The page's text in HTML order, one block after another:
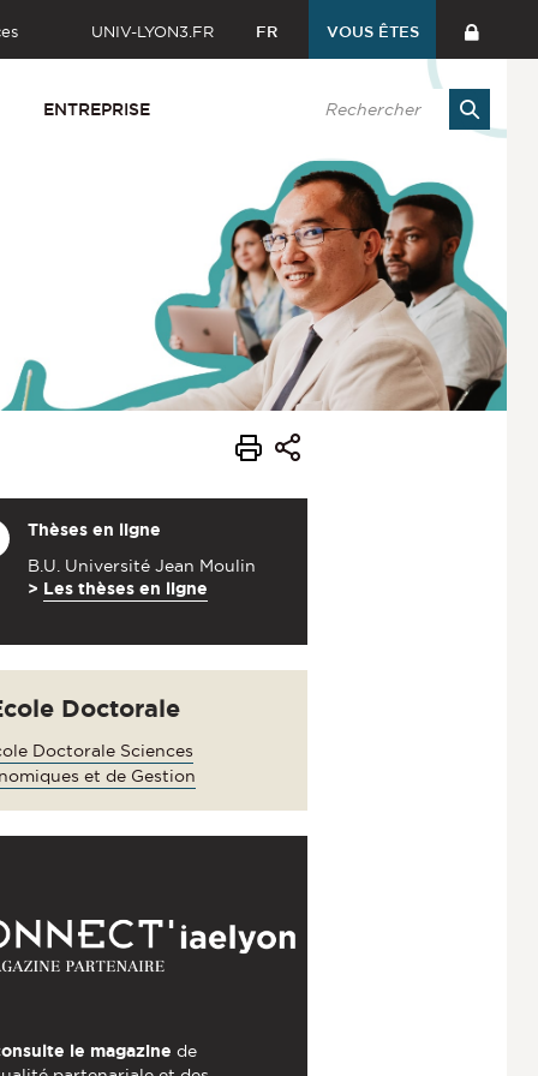
UNIV-LYON3.FR FR VOUS ÊTES
ENTREPRISE
Thèses en ligne
B.U. Université Jean Moulin
> Les thèses en ligne
Doctorale
Doctorale Sciences
et de Gestion
le magazine de